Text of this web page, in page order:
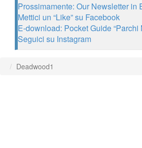
Prossimamente: Our Newsletter in
Mettici un “Like” su Facebook
E-download: Pocket Guide “Parchi
Seguici su Instagram
Deadwood1